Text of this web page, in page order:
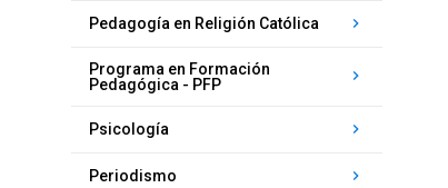
Pedagogía en Religión Católica keyboard_arrow_right
Programa en Formación
Pedagógica - PFP
keyboard_arrow_right
Psicología keyboard_arrow_right
Periodismo keyboard_arrow_right